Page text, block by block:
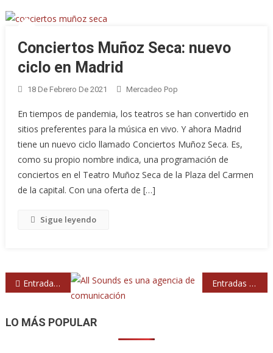
Conciertos Muñoz Seca: nuevo
ciclo en Madrid
18 De Febrero De 2021 Mercadeo Pop
En tiempos de pandemia, los teatros se han convertido en
sitios preferentes para la música en vivo. Y ahora Madrid
tiene un nuevo ciclo llamado Conciertos Muñoz Seca. Es,
como su propio nombre indica, una programación de
conciertos en el Teatro Muñoz Seca de la Plaza del Carmen
de la capital. Con una oferta de […]
Sigue leyendo
Navegación
entradas
Entradas anteriores Entradas siguientes
LO MÁS POPULAR